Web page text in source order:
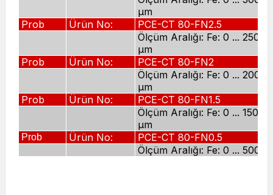
µm
Prob
Ürün No:
PCE-CT 80-FN2.5
Ölçüm Aralığı: Fe: 0 ... 2500
µm
Prob
Ürün No:
PCE-CT 80-FN2
Ölçüm Aralığı: Fe: 0 ...
µm
Prob
Ürün No:
PCE-CT 80-FN1.5
Ölçüm Aralığı: Fe: 0 ... 1500
µm
Prob Ürün No:
PCE-CT 80-FN0.5
Ölçüm Aralığı: Fe: 0 ... 500